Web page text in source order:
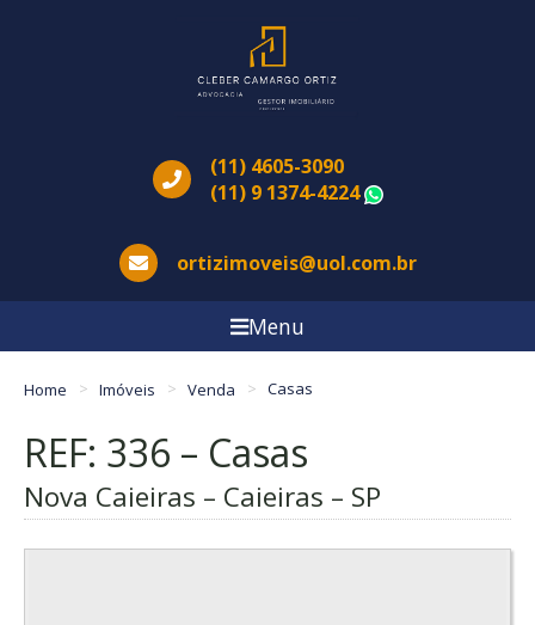
(11) 4605-3090
(11) 9 1374-4224
ortizimoveis@uol.com.br
Menu
Home Imóveis Venda Casas
REF: 336 – Casas
Nova Caieiras – Caieiras – SP